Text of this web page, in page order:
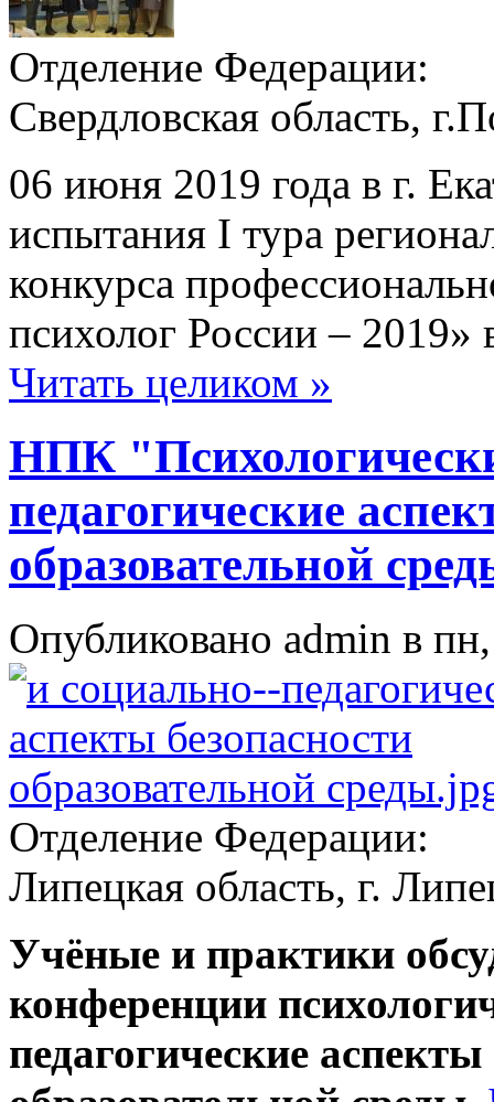
Отделение Федерации:
Свердловская область,
06 июня 2019 года в г.
испытания I тура
конкурса
психолог России – 2019»
Читать целиком »
НПК
педагогические
образовательной
Опубликовано admin в
Отделение Федерации:
Липецкая область, г.
Учёные и практики
конференции
педагогические аспекты